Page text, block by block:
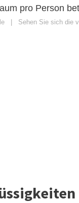
pro Person
Sehen Sie sich die